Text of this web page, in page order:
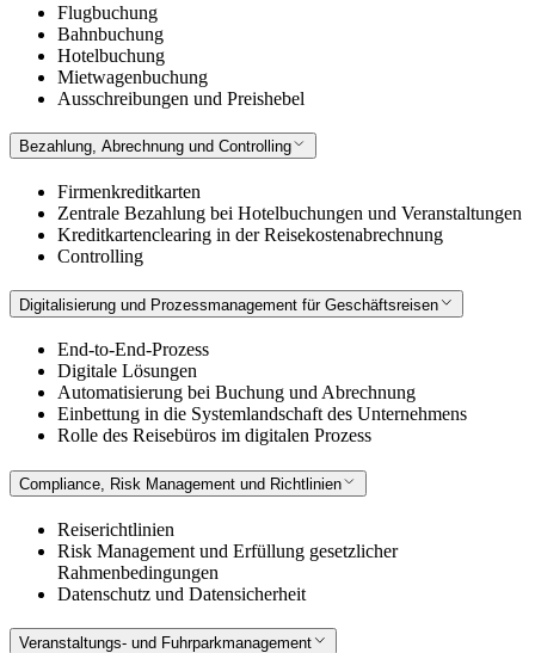
Flugbuchung
Bahnbuchung
Hotelbuchung
Mietwagenbuchung
Ausschreibungen und Preishebel
Bezahlung, Abrechnung und Controlling
Firmenkreditkarten
Zentrale Bezahlung bei Hotelbuchungen und Veranstaltungen
Kreditkartenclearing in der Reisekostenabrechnung
Controlling
Digitalisierung und Prozessmanagement für Geschäftsreisen
End-to-End-Prozess
Digitale Lösungen
Automatisierung bei Buchung und Abrechnung
Einbettung in die Systemlandschaft des Unternehmens
Rolle des Reisebüros im digitalen Prozess
Compliance, Risk Management und Richtlinien
Reiserichtlinien
Risk Management und Erfüllung gesetzlicher
Rahmenbedingungen
Datenschutz und Datensicherheit
Veranstaltungs- und Fuhrparkmanagement